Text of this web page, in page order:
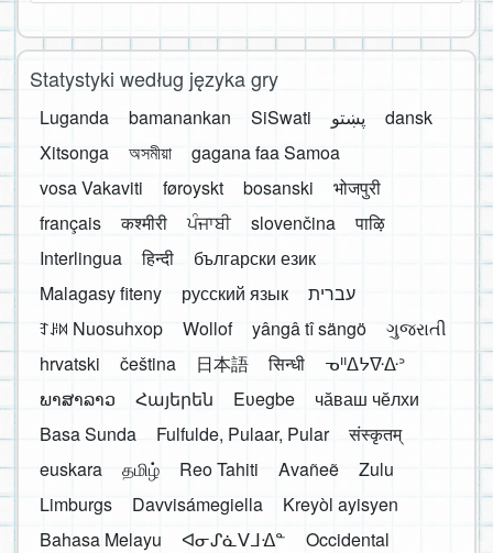
Statystyki według języka gry
Luganda bamanankan SiSwati پښتو
dansk
Xitsonga
অসমীয়া
gagana faa Samoa
vosa Vakaviti
føroyskt bosanski
भोजपुरी
français
कश्मीरी ਪੰਜਾਬੀ slovenčina
पाऴि
Interlingua
हिन्दी
български език
Malagasy fiteny
русский язык
עברית
ꆈꌠ꒿ Nuosuhxop
Wollof yângâ tî sängö
ગુજરાતી
hrvatski
čeština 日本語 सिन्धी
ᓀᐦᐃᔭᐍᐏᐣ
ພາສາລາວ
Հայերեն Eʋegbe
чӑваш чӗлхи
Basa Sunda
Fulfulde, Pulaar, Pular
संस्कृतम्
euskara
தமிழ் Reo Tahiti Avañeẽ
Zulu
Limburgs
Davvisámegiella
Kreyòl ayisyen
Bahasa Melayu
ᐊᓂᔑᓈᐯᒧᐎᓐ
Occidental